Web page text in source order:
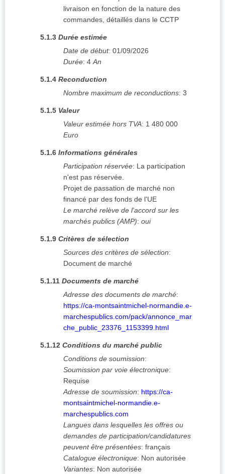
livraison en fonction de la nature des
commandes, détaillés dans le CCTP
5.1.3 Durée estimée
Date de début: 01/09/2026
Durée: 4 An
5.1.4 Reconduction
Nombre maximum de reconductions: 3
5.1.5 Valeur
Valeur estimée hors TVA: 1 480 000
Euro
5.1.6 Informations générales
Participation réservée: La participation
n'est pas réservée.
Projet de passation de marché non
financé par des fonds de l'UE
Le marché relève de l'accord sur les
marchés publics (AMP): oui
5.1.9 Critères de sélection
Sources des critères de sélection:
Document de marché
5.1.11 Documents de marché
Adresse des documents de marché:
https://ca-montsaintmichel-normandie.e-
marchespublics.com/pack/annonce_mar
che_public_23376_1153399.html
5.1.12 Conditions du marché public
Conditions de soumission:
Soumission par voie électronique:
Requise
Adresse de soumission: https://ca-
montsaintmichel-normandie.e-
marchespublics.com
Langues dans lesquelles les offres ou
demandes de participation/candidatures
peuvent être présentées: français
Catalogue électronique: Non autorisée
Variantes: Non autorisée